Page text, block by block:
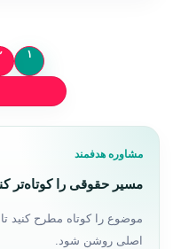
۱
مشاوره هدفمند
مسیر حقوقی را کوتاه‌تر
موضوع را کوتاه مطرح کنید
اصلی روشن شود.